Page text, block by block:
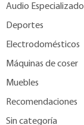
Audio Especializado
Deportes
Electrodomésticos
Máquinas de coser
Muebles
Recomendaciones
Sin categoría